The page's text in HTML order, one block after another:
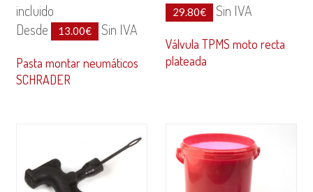
incluido
Desde
13.00€ Sin IVA
Pasta montar neumáticos
SCHRADER
29.80€ Sin IVA
Válvula TPMS moto recta
plateada